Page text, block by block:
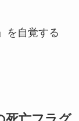
を自覚する